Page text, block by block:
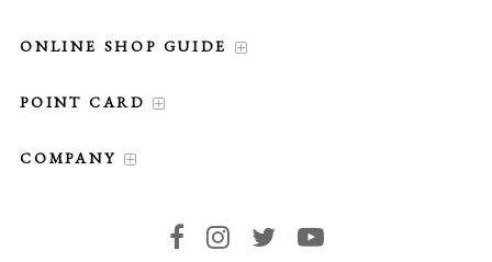
ONLINE SHOP GUIDE
POINT CARD
COMPANY